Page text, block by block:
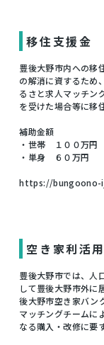
移住支援金
豊後大野市内への移
の解消に資するため
るさと求人マッチン
を受けた場合等に移
補助金額
・世帯 １００万円
・単身 ６０万円
https://bungoono-
空き家利活
豊後大野市では、人
して豊後大野市外に
後大野市空き家バン
マッチングチームに
なる購入・改修に要